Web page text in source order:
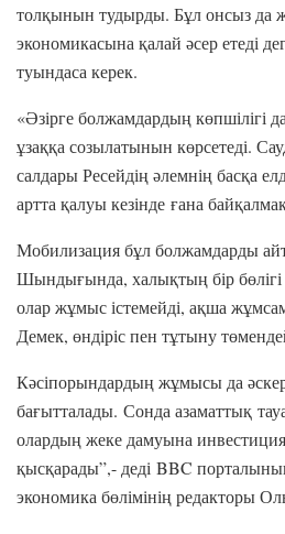
толқынын тудырды. Бұл онсыз да
экономикасына қалай әсер етеді
туындаса керек.
«Әзірге болжамдардың көпшілігі
ұзаққа созылатынын көрсетеді.
салдары Ресейдің әлемнің басқа
артта қалуы кезінде ғана
Мобилизация бұл болжамдарды
Шындығында, халықтың бір
олар жұмыс істемейді, ақша
Демек, өндіріс пен тұтыну
Кәсіпорындардың жұмысы да
бағытталады. Сонда азаматтық
олардың жеке дамуына
қысқарады”,- деді BBC
экономика бөлімінің редакторы